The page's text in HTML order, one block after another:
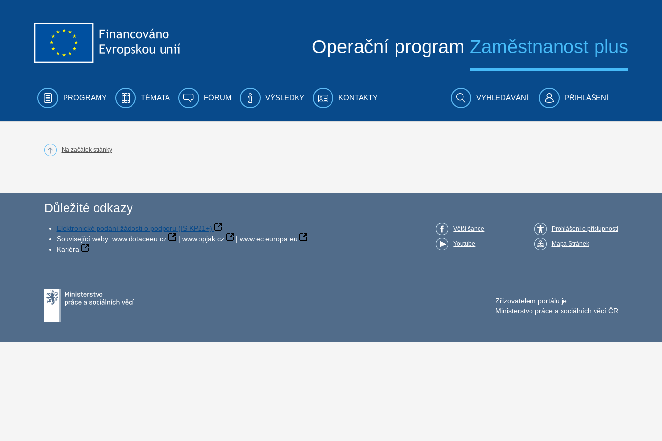
Operační program Zaměstnanost plus
PROGRAMY TÉMATA FÓRUM VÝSLEDKY KONTAKTY VYHLEDÁVÁNÍ PŘIHLÁŠENÍ
Na začátek stránky
Důležité odkazy
Elektronické podání žádosti o podporu (IS KP21+)
Související weby: www.dotaceeu.cz | www.opjak.cz | www.ec.europa.eu
Kariéra
Větší šance
Youtube
Prohlášení o přístupnosti
Mapa Stránek
Zřizovatelem portálu je
Ministerstvo práce a sociálních věcí ČR